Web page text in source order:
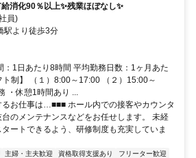
消化90％以上✨残業ほぼなし✨
員)
駅より徒歩3分
：1日あたり8時間 平均勤務日数：1ヶ月あた
ト制】 （１）8:00～17:00 （２）15:00～
・休憩1時間あり ...
お仕事は…■■■ ホール内での接客やカウンタ
のメンテナンスなどをお任せします。 未経
ートできるよう、研修制度も充実していま
主婦・主夫歓迎 資格取得支援あり
フリーター歓迎